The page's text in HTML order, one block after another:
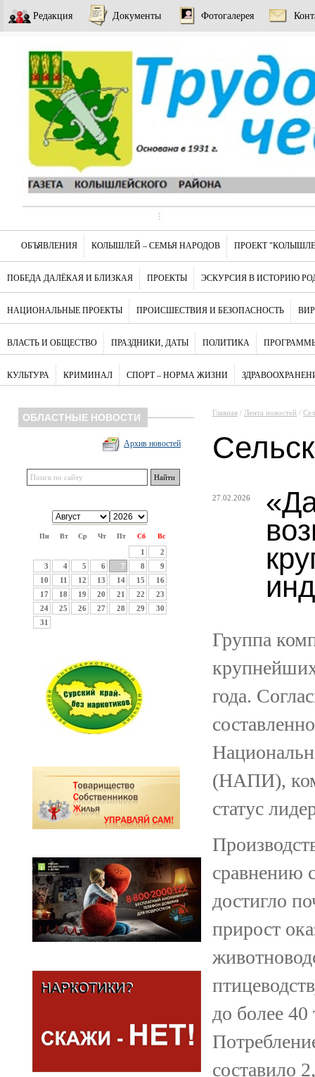
Редакция Документы Фотогалерея
ОБЪЯВЛЕНИЯ КОЛЫШЛЕЙ – СЕМЬЯ НАРОДОВ ПРОЕКТ
ПОБЕДА ДАЛЁКАЯ И БЛИЗКАЯ ПРОЕКТЫ ЭСКУРСИЯ В ИСТОРИЮ
НАЦИОНАЛЬНЫЕ ПРОЕКТЫ ПРОИСШЕСТВИЯ И БЕЗОПАСНОСТЬ
ВЛАСТЬ И ОБЩЕСТВО ПРАЗДНИКИ, ДАТЫ ПОЛИТИКА
КУЛЬТУРА КРИМИНАЛ СПОРТ – НОРМА ЖИЗНИ
ОБЛАСТНЫЕ НОВОСТИ
Архив новостей
Пн Вт Ср Чт Пт Сб Вс
1
2
3
4 5 6 7 8
9
10
11 12 13 14 15
16
17
18 19 20 21 22
23
24
25 26 27 28 29
30
31
Главная / Лента новостей /
27.02.2026
Группа
года.
(НАПИ),
статус
сравнению
достигло
прирост
до более
составило